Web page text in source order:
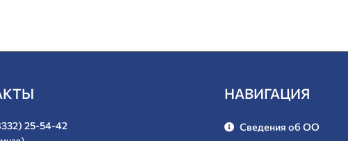
25-54-42
НАВИГАЦИЯ
Сведения об ОО